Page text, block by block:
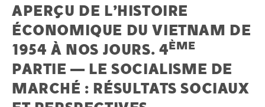
APERÇU DE L’HISTOIRE
ÉCONOMIQUE DU VIETNAM DE
1954 À NOS JOURS. 4ÈME
PARTIE — LE SOCIALISME DE
MARCHÉ : RÉSULTATS SOCIAUX